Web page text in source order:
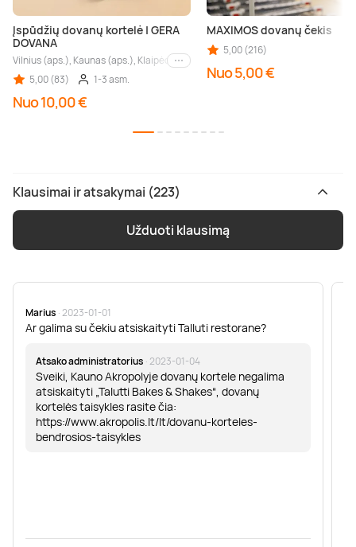
Įspūdžių dovanų kortelė | GERA
DOVANA
Vilnius (aps.), Kaunas (aps.), Klaipėda (aps.), Palanga (aps.), Nida (aps.),
Kiti miestai
5,00 (83)
1-3 asm.
Nuo 10,00 €
MAXIMOS dovanų čekis
5,00 (216)
Nuo 5,00 €
Klausimai ir atsakymai (223)
Užduoti klausimą
Marius · 2023-01-01
Ar galima su čekiu atsiskaityti Talluti restorane?
Atsako administratorius · 2023-01-04
Sveiki, Kauno Akropolyje dovanų kortele negalima
atsiskaityti „Talutti Bakes & Shakes“, dovanų
kortelės taisykles rasite čia:
https://www.akropolis.lt/lt/dovanu-korteles-
bendrosios-taisykles